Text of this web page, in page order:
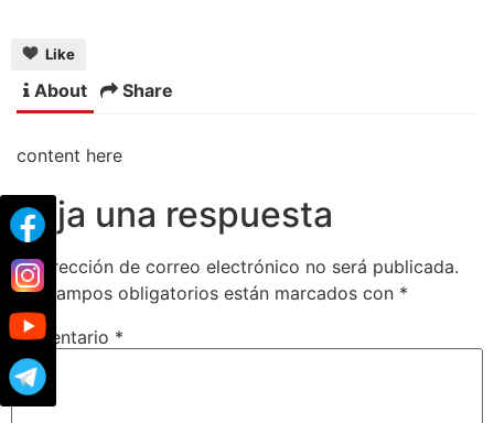
Like
About Share
content here
Deja una respuesta
Tu dirección de correo electrónico no será publicada.
Los campos obligatorios están marcados con *
Comentario *